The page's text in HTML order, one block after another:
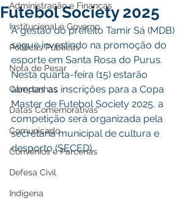
Administração e Finanças
Institucional e Governo
Políticas Públicas
Nota de Pesar
Campanhas
Datas Comemorativas
Comunicado
Convênios e Parcerias
Defesa Civil
Indígena
Futebol Society 2025
A gestão do prefeito Tamir Sá (MDB)
segue investindo na promoção do
esporte em Santa Rosa do Purus.
Nesta quarta-feira (15) estarão
abertas as inscrições para a Copa
Master de Futebol Society 2025, a
competição será organizada pela
secretaria municipal de cultura e
desporto (SECED).